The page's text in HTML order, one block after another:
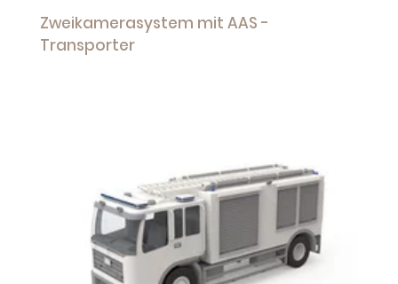
Zweikamerasystem mit AAS -
Transporter